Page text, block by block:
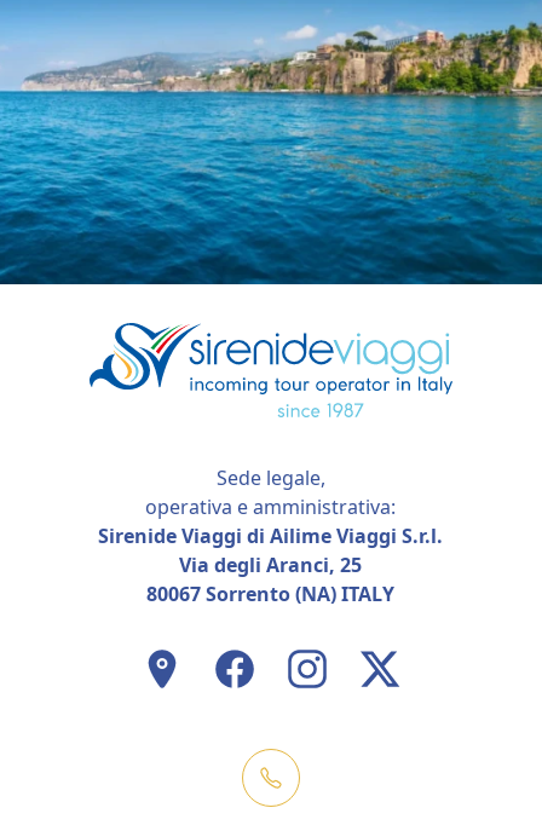
Sede legale,
operativa e amministrativa:
Sirenide Viaggi di Ailime Viaggi S.r.l.
Via degli Aranci, 25
80067 Sorrento (NA) ITALY